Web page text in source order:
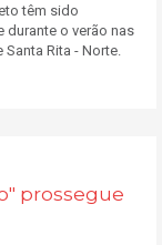
têm sido
durante o verão nas
Rita - Norte.
prossegue